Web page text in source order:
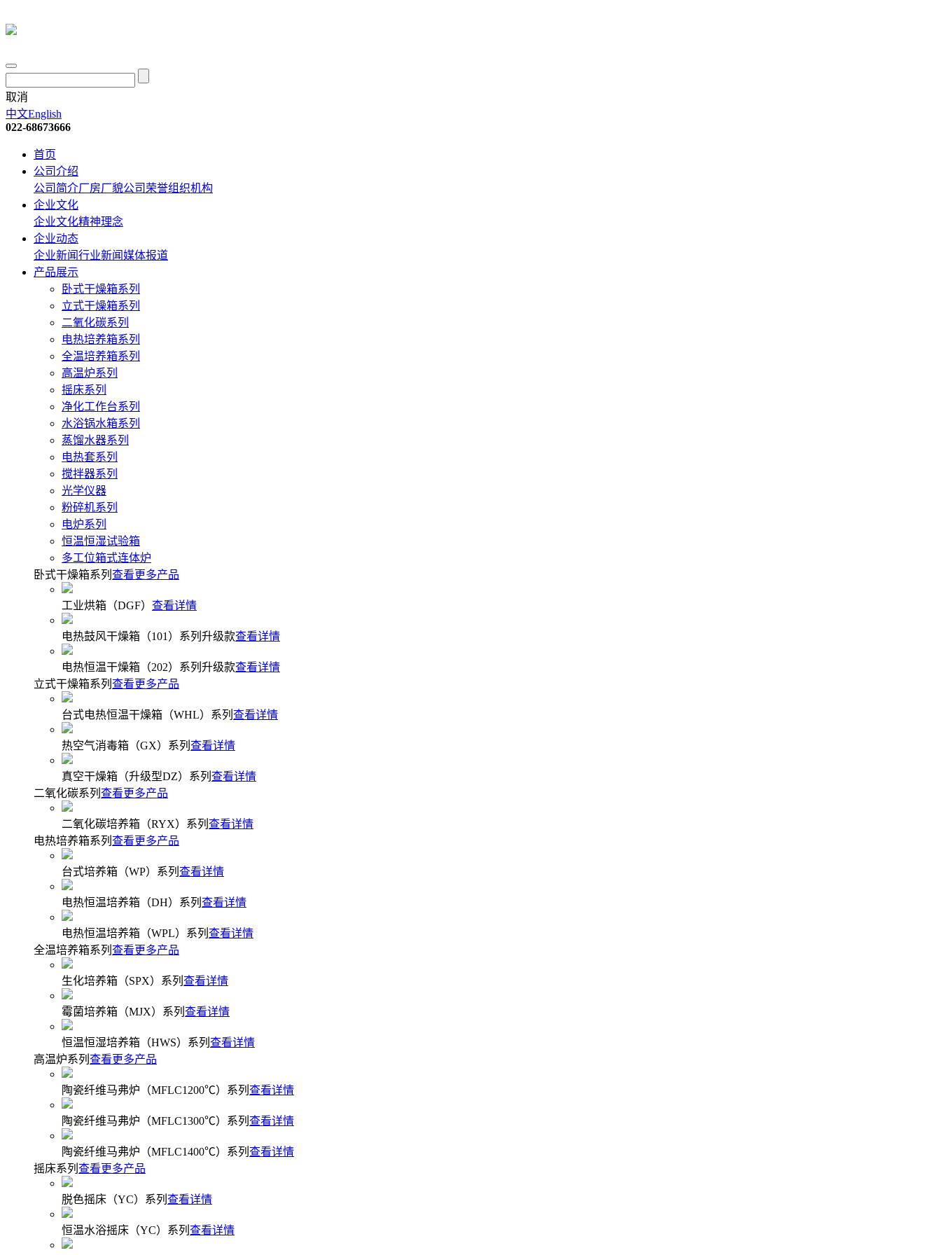
取消
中文English
022-68673666
首页
公司介绍
公司简介厂房厂貌公司荣誉组织机构
企业文化
企业文化精神理念
企业动态
企业新闻行业新闻媒体报道
产品展示
卧式干燥箱系列
立式干燥箱系列
二氧化碳系列
电热培养箱系列
全温培养箱系列
高温炉系列
摇床系列
净化工作台系列
水浴锅水箱系列
蒸馏水器系列
电热套系列
搅拌器系列
光学仪器
粉碎机系列
电炉系列
恒温恒湿试验箱
多工位箱式连体炉
卧式干燥箱系列 查看更多产品
工业烘箱（DGF） 查看详情
电热鼓风干燥箱（101）系列升级款查看详情
电热恒温干燥箱（202）系列升级款查看详情
立式干燥箱系列 查看更多产品
台式电热恒温干燥箱（WHL）系列 查看详情
热空气消毒箱（GX）系列 查看详情
真空干燥箱（升级型DZ）系列 查看详情
二氧化碳系列 查看更多产品
二氧化碳培养箱（RYX）系列 查看详情
电热培养箱系列 查看更多产品
台式培养箱（WP）系列 查看详情
电热恒温培养箱（DH）系列 查看详情
电热恒温培养箱（WPL）系列 查看详情
全温培养箱系列 查看更多产品
生化培养箱（SPX）系列 查看详情
霉菌培养箱（MJX）系列 查看详情
恒温恒湿培养箱（HWS）系列 查看详情
高温炉系列 查看更多产品
陶瓷纤维马弗炉（MFLC1200℃）系列 查看详情
陶瓷纤维马弗炉（MFLC1300℃）系列 查看详情
陶瓷纤维马弗炉（MFLC1400℃）系列 查看详情
摇床系列 查看更多产品
脱色摇床（YC）系列 查看详情
恒温水浴摇床（YC）系列 查看详情